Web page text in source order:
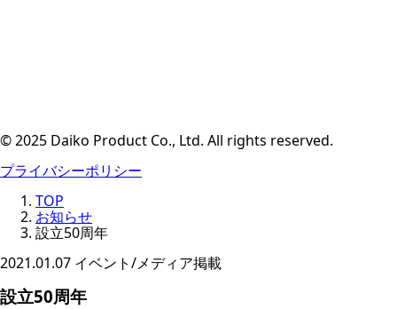
© 2025 Daiko Product Co., Ltd. All rights reserved.
プライバシーポリシー
TOP
お知らせ
設立50周年
2021.01.07 イベント/メディア掲載
設立50周年